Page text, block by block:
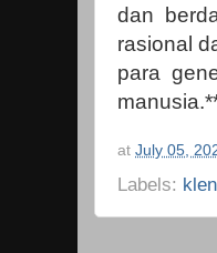
dan
rasional
para
at July 05,
Labels: